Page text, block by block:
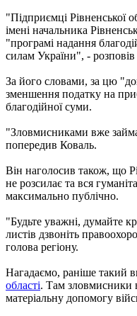
"Підприємці Рівненської
імені начальника
"програмі надання
силам України", - розповів
За його словами, за цю
зменшення податку на
благодійної суми.
"Зловмисниками вже
попередив Коваль.
Він наголосив також, що
не розсилає та вся
максимально публічно.
"Будьте уважні, думайте
листів дзвоніть
голова регіону.
Нагадаємо, раніше такий
області. Там зловмисники
матеріальну допомогу